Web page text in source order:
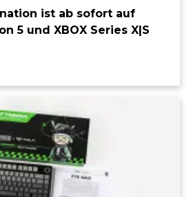
ist ab sofort auf
5 und XBOX Series X|S